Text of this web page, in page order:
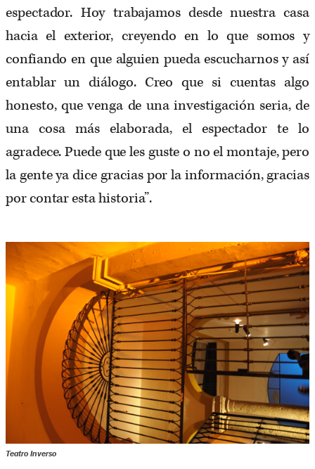
espectador. Hoy trabajamos desde nuestra casa
hacia el exterior, creyendo en lo que somos y
confiando en que alguien pueda escucharnos y así
entablar un diálogo. Creo que si cuentas algo
honesto, que venga de una investigación seria, de
una cosa más elaborada, el espectador te lo
agradece. Puede que les guste o no el montaje, pero
la gente ya dice gracias por la información, gracias
por contar esta historia”.
Teatro Inverso